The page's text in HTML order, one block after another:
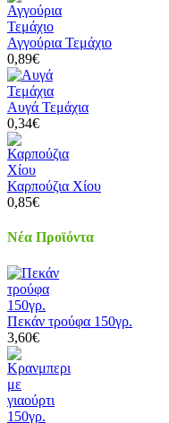
Αγγούρια Τεμάχιο
0,89€
Αυγά Τεμάχια
0,34€
Καρπούζια Χίου
0,85€
Νέα Προϊόντα
Πεκάν τρούφα 150γρ.
3,60€